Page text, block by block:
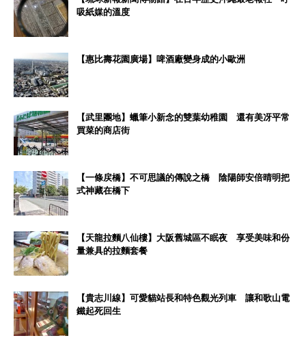
吸紙媒的溫度
【惠比壽花園廣場】啤酒廠變身成的小歐洲
【武里團地】蠟筆小新念的雙葉幼稚園 還有美冴平常
買菜的商店街
【一條戻橋】不可思議的傳說之橋 陰陽師安倍晴明把
式神藏在橋下
【天龍拉麵八仙樓】大阪舊城區不眠夜 享受美味和份
量兼具的拉麵套餐
【貴志川線】可愛貓站長和特色觀光列車 讓和歌山電
鐵起死回生